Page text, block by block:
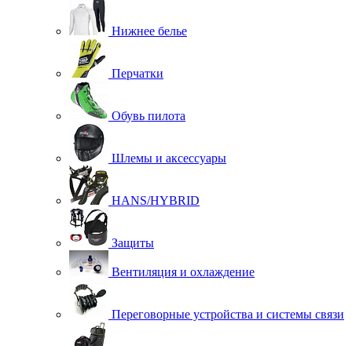
Нижнее белье
Перчатки
Обувь пилота
Шлемы и аксессуары
HANS/HYBRID
Защиты
Вентиляция и охлаждение
Переговорные устройства и системы связи